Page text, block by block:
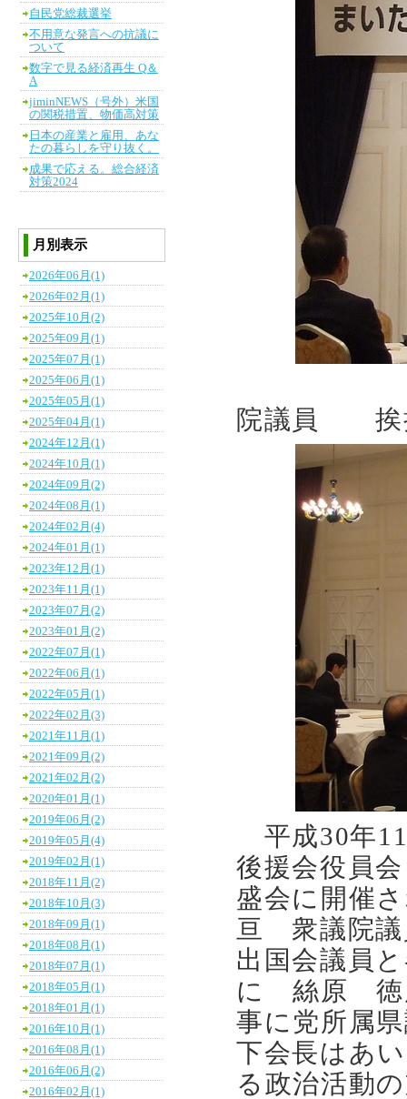
院議員 挨
平成30年
後援会役員
盛会に開催
亘 衆議院議
出国会議員
に 絲原 徳
事に党所属
下会長はあ
る政治活動
自民党総裁選挙
不用意な発言への抗議に
ついて
数字で見る経済再生 Q＆
A
jiminNEWS（号外）米国
の関税措置、物価高対策
日本の産業と雇用、あな
たの暮らしを守り抜く。
成果で応える。総合経済
対策2024
月別表示
2026年06月(1)
2026年02月(1)
2025年10月(2)
2025年09月(1)
2025年07月(1)
2025年06月(1)
2025年05月(1)
2025年04月(1)
2024年12月(1)
2024年10月(1)
2024年09月(2)
2024年08月(1)
2024年02月(4)
2024年01月(1)
2023年12月(1)
2023年11月(1)
2023年07月(2)
2023年01月(2)
2022年07月(1)
2022年06月(1)
2022年05月(1)
2022年02月(3)
2021年11月(1)
2021年09月(2)
2021年02月(2)
2020年01月(1)
2019年06月(2)
2019年05月(4)
2019年02月(1)
2018年11月(2)
2018年10月(3)
2018年09月(1)
2018年08月(1)
2018年07月(1)
2018年05月(1)
2018年01月(1)
2016年10月(1)
2016年08月(1)
2016年06月(2)
2016年02月(1)